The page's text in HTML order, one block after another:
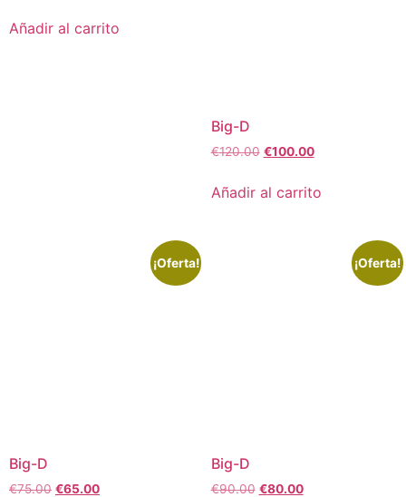
Añadir al carrito
Big-D
€120.00 €100.00
Añadir al carrito
¡Oferta!
Big-D
€75.00 €65.00
¡Oferta!
Big-D
€90.00 €80.00